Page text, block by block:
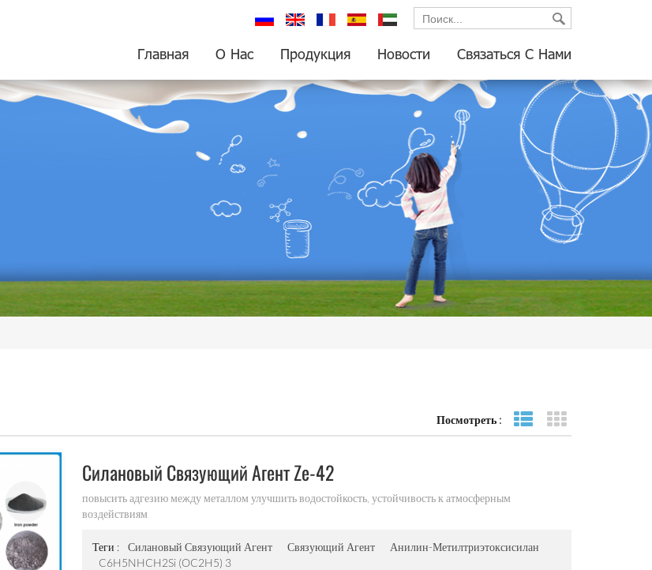
Главная О Нас Продукция Новости Связаться С Нами
Посмотреть : Посмотреть список
Силановый Связующий Агент Ze-42
повысить адгезию между металлом улучшить водостойкость, устойчивость к атмосферным
воздействиям
Теги : Силановый Связующий Агент Связующий Агент
Анилин-Метилтриэтоксисилан
C6H5NHCH2Si (OC2H5) 3